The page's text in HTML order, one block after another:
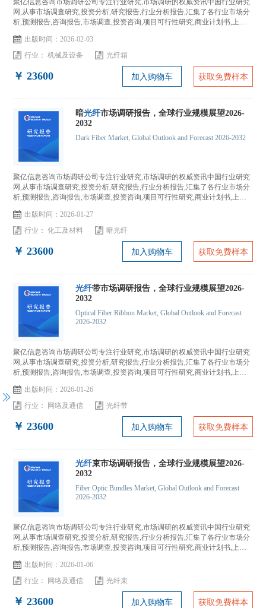
聚亿信息咨询市场调研公司专注行业研究,市场调研的权威资讯中国行业研究
网,从事市场调查研究,投资分析,研究报告,行业分析报告,汇集了各行业市场分
析,预测报告,咨询报告,市场调查,投资咨询,项目可行性研究,商业计划书,上市
出版时间：2026-02-03
行业：机械及设备 光纤箱
￥ 23600 加入购物车 获取免费样本
暗光纤市场调研报告，全球行业规模展望2026-
2032
Dark Fiber Market, Global Outlook and Forecast 2026-2032
聚亿信息咨询市场调研公司专注行业研究,市场调研的权威资讯中国行业研究
网,从事市场调查研究,投资分析,研究报告,行业分析报告,汇集了各行业市场分
析,预测报告,咨询报告,市场调查,投资咨询,项目可行性研究,商业计划书,上市
出版时间：2026-01-27
行业：化工及材料 暗光纤
￥ 23600 加入购物车 获取免费样本
光纤带市场调研报告，全球行业规模展望2026-
2032
Optical Fiber Ribbon Market, Global Outlook and Forecast
2026-2032
聚亿信息咨询市场调研公司专注行业研究,市场调研的权威资讯中国行业研究
网,从事市场调查研究,投资分析,研究报告,行业分析报告,汇集了各行业市场分
析,预测报告,咨询报告,市场调查,投资咨询,项目可行性研究,商业计划书,上市
出版时间：2026-01-26
行业： 网络及通信 光纤带
￥ 23600 加入购物车 获取免费样本
光纤束市场调研报告，全球行业规模展望2026-
2032
Fiber Optic Bundles Market, Global Outlook and Forecast
2026-2032
聚亿信息咨询市场调研公司专注行业研究,市场调研的权威资讯中国行业研究
网,从事市场调查研究,投资分析,研究报告,行业分析报告,汇集了各行业市场分
析,预测报告,咨询报告,市场调查,投资咨询,项目可行性研究,商业计划书,上市
出版时间：2026-01-06
行业： 网络及通信 光纤束
￥ 23600 加入购物车 获取免费样本